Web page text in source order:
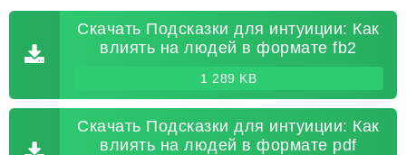
Скачать Подсказки для интуиции: Как
влиять на людей в формате fb2
1 289 KB
Скачать Подсказки для интуиции: Как
влиять на людей в формате pdf